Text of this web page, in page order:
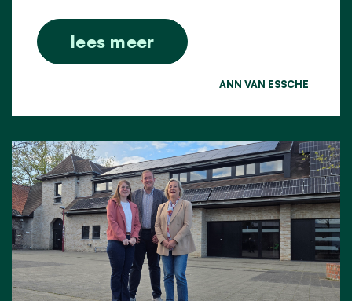
lees meer
ANN VAN ESSCHE